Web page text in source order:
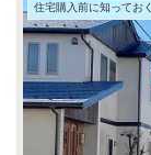
住宅購入前に知ってお